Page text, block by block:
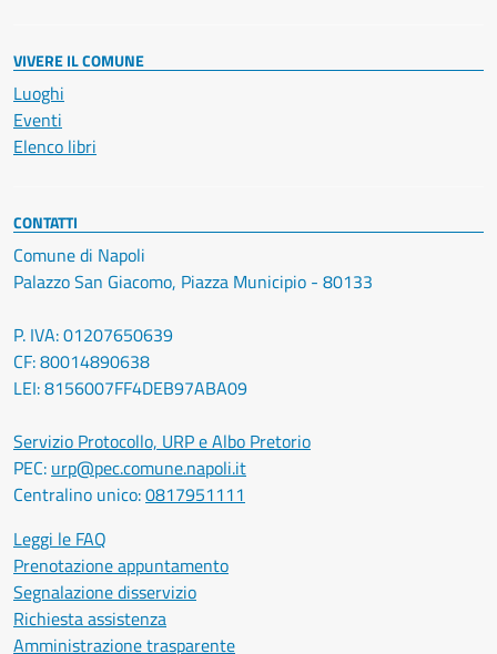
VIVERE IL COMUNE
Luoghi
Eventi
Elenco libri
CONTATTI
Comune di Napoli
Palazzo San Giacomo, Piazza Municipio - 80133
P. IVA: 01207650639
CF: 80014890638
LEI: 8156007FF4DEB97ABA09
Servizio Protocollo, URP e Albo Pretorio
PEC: urp@pec.comune.napoli.it
Centralino unico:0817951111
Leggi le FAQ
Prenotazione appuntamento
Segnalazione disservizio
Richiesta assistenza
Amministrazione trasparente